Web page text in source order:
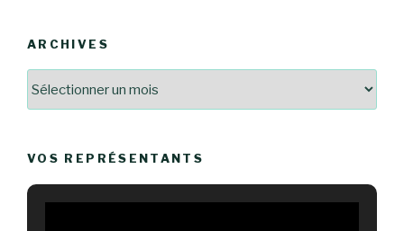
ARCHIVES
VOS REPRÉSENTANTS